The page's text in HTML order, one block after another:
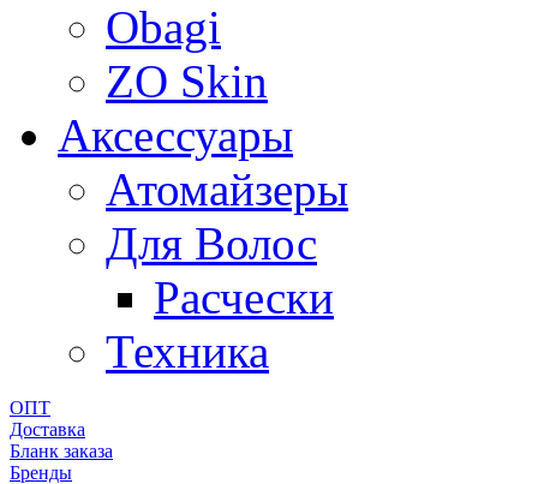
Obagi
ZO Skin
Aксессуары
Атомайзеры
Для Волос
Расчески
Техника
ОПТ
Доставка
Бланк заказа
Бренды